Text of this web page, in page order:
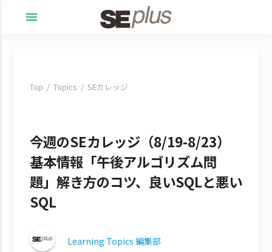
menu
Top Topics SEカレッジ
今週のSEカレッジ（8/19-8/23）
基本情報「午後アルゴリズム問
題」解き方のコツ、良いSQLと悪い
SQL
Learning Topics 編集部